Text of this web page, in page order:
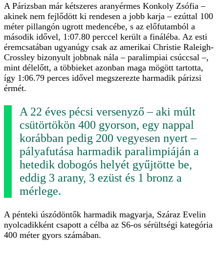
A Párizsban már kétszeres aranyérmes Konkoly Zsófia –
akinek nem fejlődött ki rendesen a jobb karja – ezúttal 100
méter pillangón ugrott medencébe, s az előfutamból a
második idővel, 1:07.80 perccel került a fináléba. Az esti
éremcsatában ugyanúgy csak az amerikai Christie Raleigh-
Crossley bizonyult jobbnak nála – paralimpiai csúccsal –,
mint délelőtt, a többieket azonban maga mögött tartotta,
így 1:06.79 perces idővel megszerezte harmadik párizsi
érmét.
A 22 éves pécsi versenyző – aki múlt
csütörtökön 400 gyorson, egy nappal
korábban pedig 200 vegyesen nyert –
pályafutása harmadik paralimpiáján a
hetedik dobogós helyét gyűjtötte be,
eddig 3 arany, 3 ezüst és 1 bronz a
mérlege.
A pénteki úszódöntők harmadik magyarja, Száraz Evelin
nyolcadikként csapott a célba az S6-os sérültségi kategória
400 méter gyors számában.